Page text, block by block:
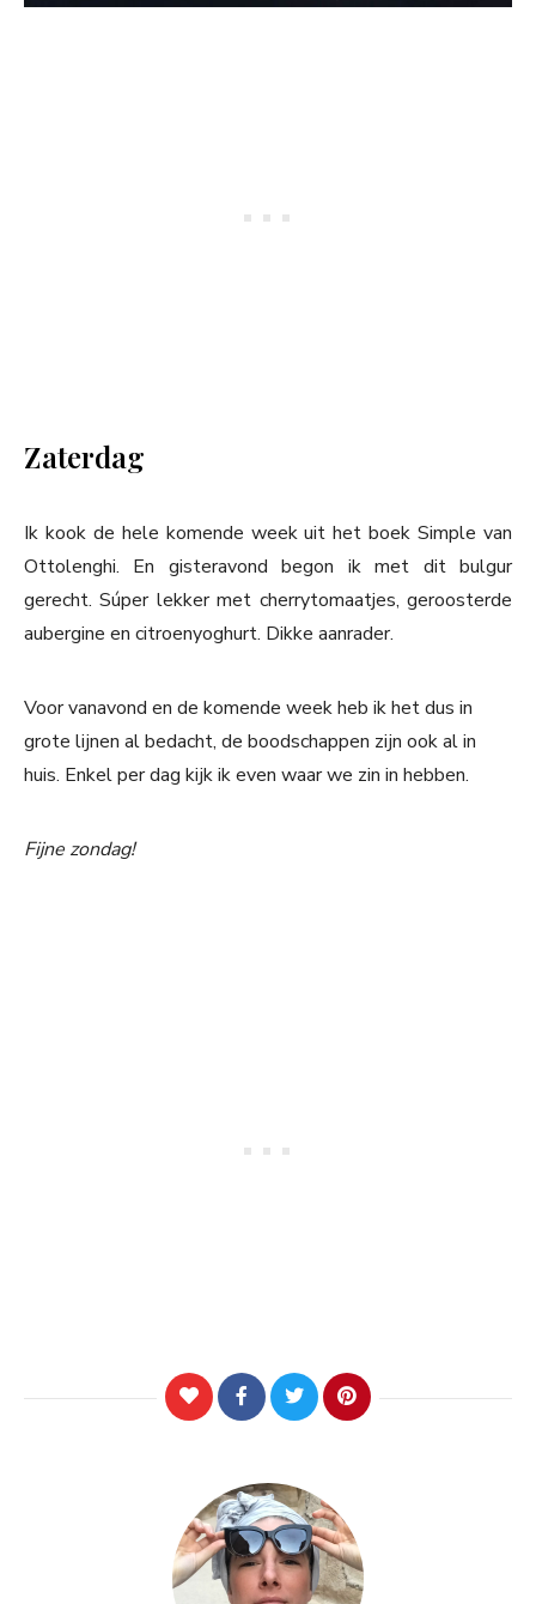
Zaterdag
Ik kook de hele komende week uit het boek Simple van
Ottolenghi. En gisteravond begon ik met dit bulgur
gerecht. Súper lekker met cherrytomaatjes, geroosterde
aubergine en citroenyoghurt. Dikke aanrader.
Voor vanavond en de komende week heb ik het dus in
grote lijnen al bedacht, de boodschappen zijn ook al in
huis. Enkel per dag kijk ik even waar we zin in hebben.
Fijne zondag!